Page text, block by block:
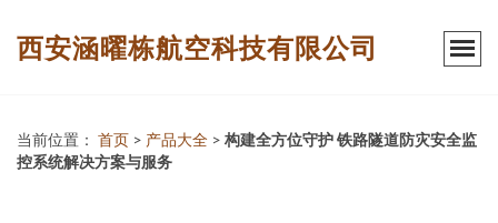
西安涵曜栋航空科技有限公司
当前位置： 首页 > 产品大全 > 构建全方位守护 铁路隧道防灾安全监
控系统解决方案与服务